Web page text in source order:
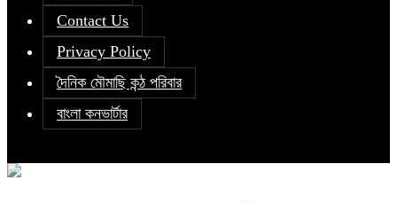
Contact Us
Privacy Policy
দৈনিক মৌমাছি কন্ঠ পরিবার
বাংলা কনভার্টার